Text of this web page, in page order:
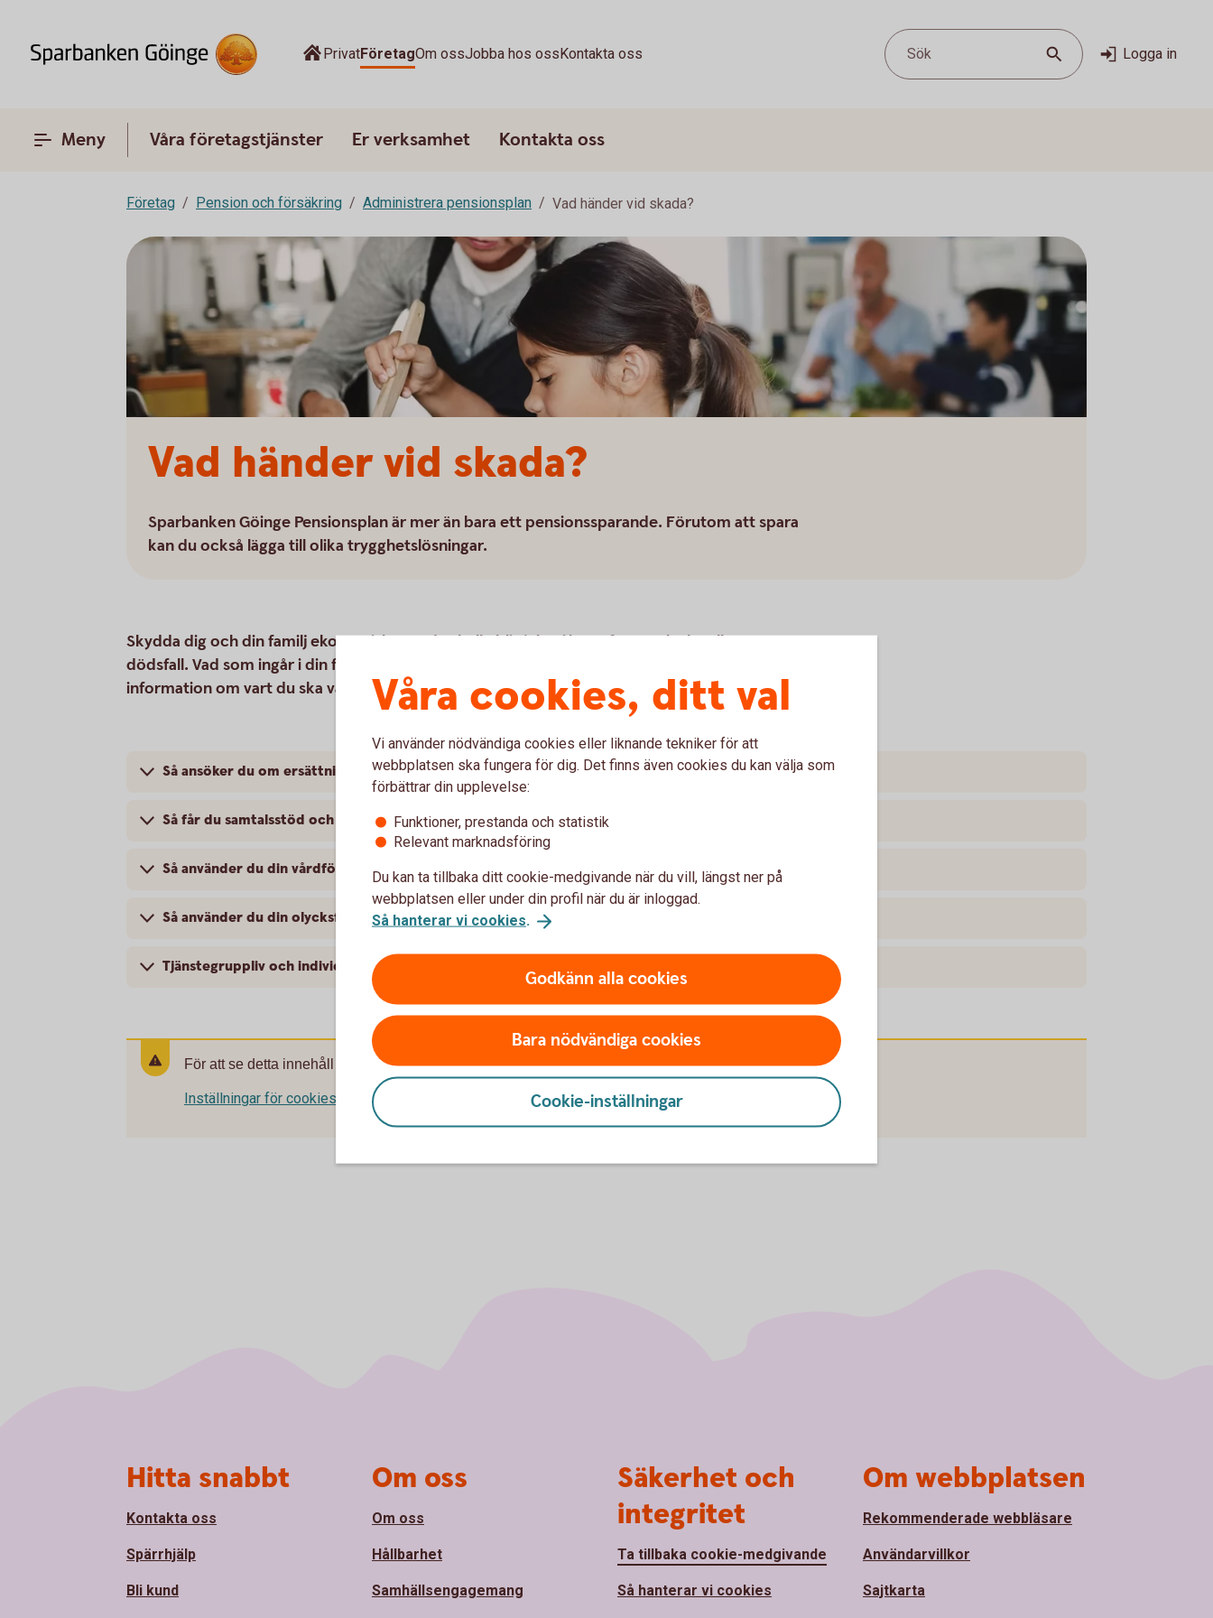
PrivatFöretagOm ossJobba hos ossKontakta oss Sök Logga in
Meny Våra företagstjänster Er verksamhet Kontakta oss
Företag Pension och försäkring Administrera pensionsplan Vad händer vid skada?
Vad händer vid skada?
Sparbanken Göinge Pensionsplan är mer än bara ett pensionssparande. Förutom att spara
kan du också lägga till olika trygghetslösningar.
Skydda dig och din familj ekonomiskt om du skulle bli sjuk, råka ut för en olycka eller
dödsfall. Vad som ingår i din försäkring ser du på ditt försäkringsbesked. Här hittar du
information om vart du ska vända dig om du råkar ut för en skada.
Så ansöker du om ersättning från din sjukförsäkring i Pensionsplan
Så får du samtalsstöd och rehabilitering som ingår i din Pensionsplan
Så använder du din vårdförsäkring som ingår i Pensionsplan
Så använder du din olycksfallsförsäkring som ingår i Pensionsplan
Tjänstegruppliv och individuell livförsäkring – Vid dödsfall av den försäkrade
För att se detta innehåll behöver du först godkänna cookies för Funktioner, prestanda och statistik.
Inställningar för cookies
Våra cookies, ditt val
Vi använder nödvändiga cookies eller liknande tekniker för att
webbplatsen ska fungera för dig. Det finns även cookies du kan välja som
förbättrar din upplevelse:
Funktioner, prestanda och statistik
Relevant marknadsföring
Du kan ta tillbaka ditt cookie-medgivande när du vill, längst ner på
webbplatsen eller under din profil när du är inloggad.
Så hanterar vi cookies.
Godkänn alla cookies
Bara nödvändiga cookies
Cookie-inställningar
Hitta snabbt
Kontakta oss
Spärrhjälp
Bli kund
Om oss
Om oss
Hållbarhet
Samhällsengagemang
Säkerhet och
integritet
Ta tillbaka cookie-medgivande
Så hanterar vi cookies
Om webbplatsen
Rekommenderade webbläsare
Användarvillkor
Sajtkarta